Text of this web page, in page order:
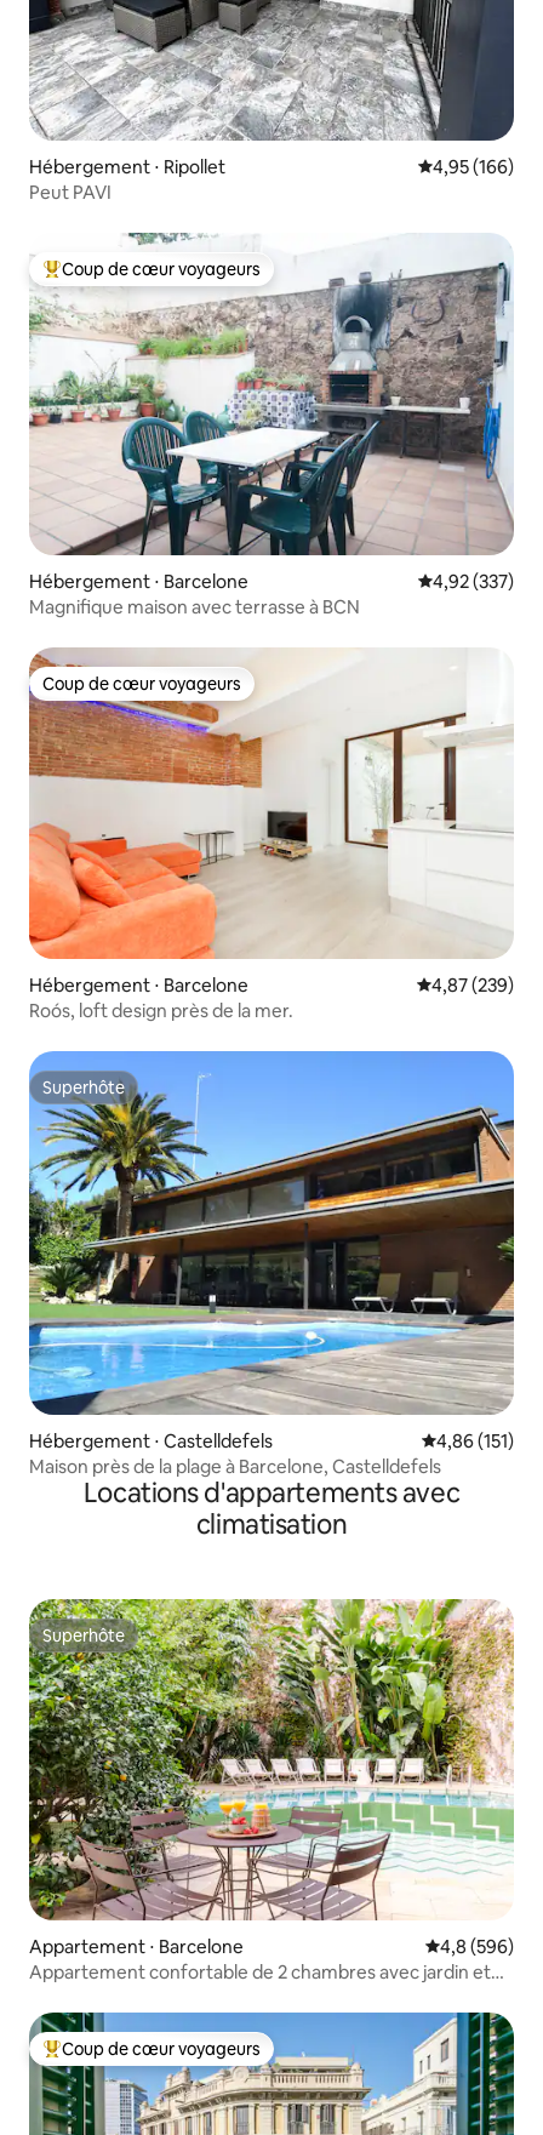
Hébergement ⋅ Ripollet Évaluation
4,95 (166)
Peut PAVI
Coups de cœur voyageurs les plus appréciés
Coup de cœur voyageurs
Hébergement ⋅ Barcelone Évaluation
4,92 (337)
Magnifique maison avec terrasse à BCN
Coup de cœur voyageurs
Coup de cœur voyageurs
Hébergement ⋅ Barcelone Évaluation
4,87 (239)
Roós, loft design près de la mer.
Superhôte
Superhôte
Hébergement ⋅ Castelldefels Évaluation
4,86 (151)
Maison près de la plage à Barcelone, Castelldefels
Locations d'appartements avec
climatisation
Superhôte
Superhôte
Appartement ⋅ Barcelone Évaluation
4,8 (596)
Appartement confortable de 2 chambres avec jardin et
Coups de cœur voyageurs les plus appréciés
Coup de cœur voyageurs